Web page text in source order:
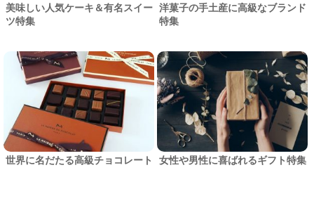
美味しい人気ケーキ＆有名スイー
ツ特集
洋菓子の手土産に高級なブランド
特集
世界に名だたる高級チョコレート 女性や男性に喜ばれるギフト特集